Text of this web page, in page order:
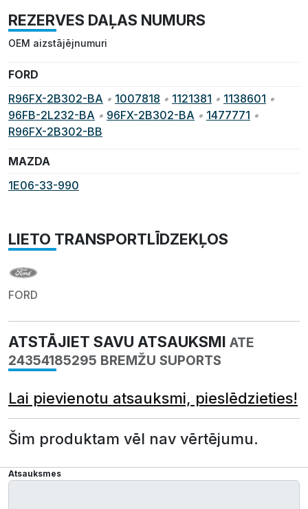
REZERVES DAĻAS NUMURS
OEM aizstājējnumuri
FORD
R96FX-2B302-BA • 1007818 • 1121381 • 1138601 •
96FB-2L232-BA • 96FX-2B302-BA • 1477771 •
R96FX-2B302-BB
MAZDA
1E06-33-990
LIETO TRANSPORTLĪDZEKĻOS
FORD
ATSTĀJIET SAVU ATSAUKSMI ATE
24354185295 BREMŽU SUPORTS
Lai pievienotu atsauksmi, pieslēdzieties!
Šim produktam vēl nav vērtējumu.
Atsauksmes